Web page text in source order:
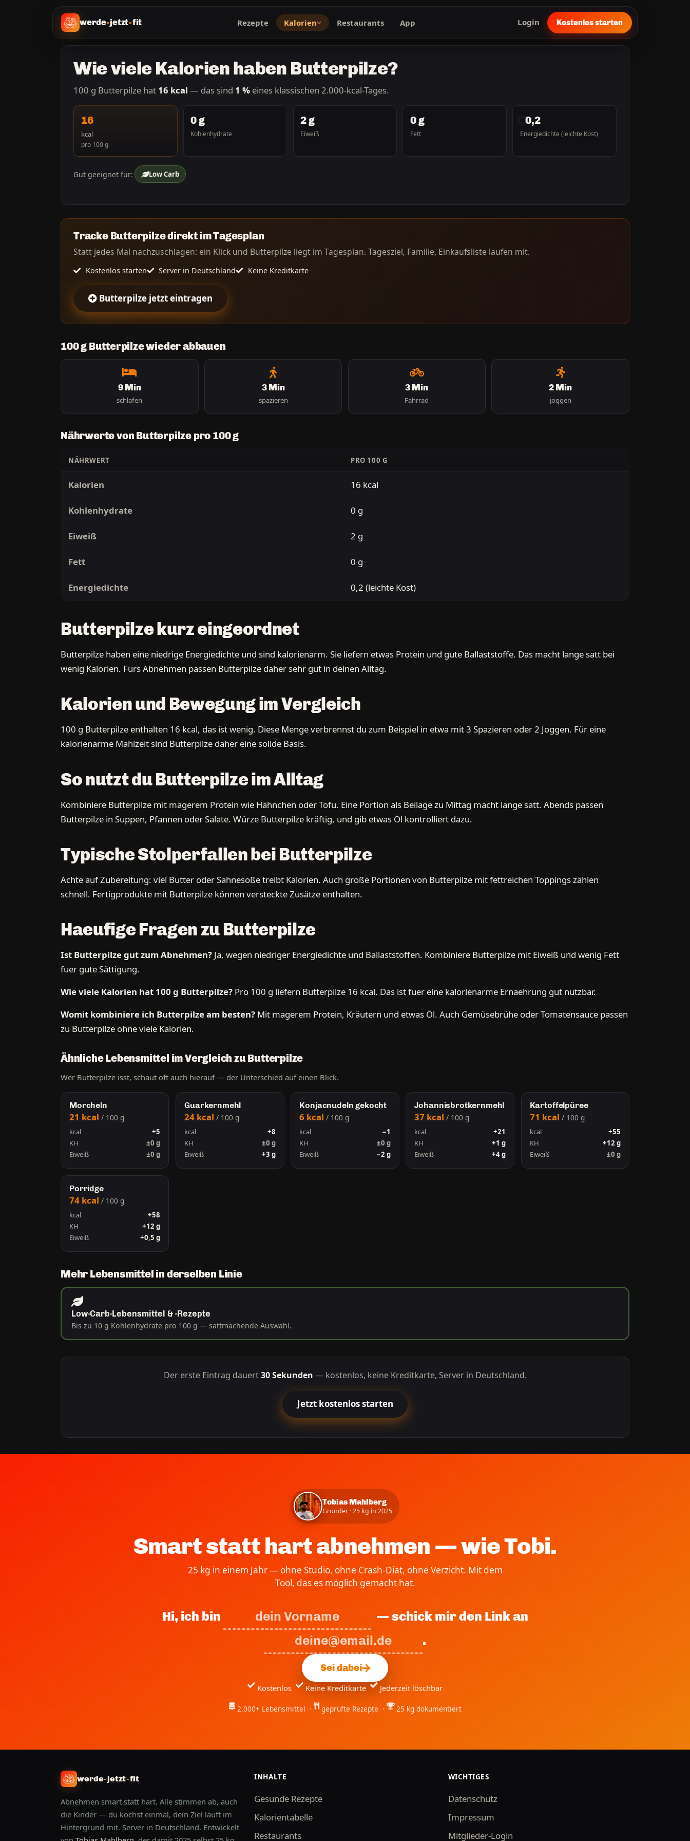
werde-jetzt-fit Rezepte Kalorien Restaurants App Login Kostenlos starten
Wie viele Kalorien haben Butterpilze?
100 g Butterpilze hat 16 kcal — das sind 1 % eines klassischen 2.000-kcal-Tages.
16
kcal
pro 100 g
0 g
Kohlenhydrate
2 g
Eiweiß
0 g
Fett
0,2
Energiedichte (leichte Kost)
Gut geeignet für: Low Carb
Tracke Butterpilze direkt im Tagesplan
Statt jedes Mal nachzuschlagen: ein Klick und Butterpilze liegt im Tagesplan. Tagesziel, Familie, Einkaufsliste laufen mit.
Kostenlos starten Server in Deutschland Keine Kreditkarte
Butterpilze jetzt eintragen
100 g Butterpilze wieder abbauen
9 Min
schlafen
3 Min
spazieren
3 Min
Fahrrad
2 Min
joggen
Nährwerte von Butterpilze pro 100 g
NÄHRWERT PRO 100 G
Kalorien 16 kcal
Kohlenhydrate 0 g
Eiweiß 2 g
Fett 0 g
Energiedichte 0,2 (leichte Kost)
Butterpilze kurz eingeordnet
Butterpilze haben eine niedrige Energiedichte und sind kalorienarm. Sie liefern etwas Protein und gute Ballaststoffe. Das macht lange satt bei
wenig Kalorien. Fürs Abnehmen passen Butterpilze daher sehr gut in deinen Alltag.
Kalorien und Bewegung im Vergleich
100 g Butterpilze enthalten 16 kcal, das ist wenig. Diese Menge verbrennst du zum Beispiel in etwa mit 3 Spazieren oder 2 Joggen. Für eine
kalorienarme Mahlzeit sind Butterpilze daher eine solide Basis.
So nutzt du Butterpilze im Alltag
Kombiniere Butterpilze mit magerem Protein wie Hähnchen oder Tofu. Eine Portion als Beilage zu Mittag macht lange satt. Abends passen
Butterpilze in Suppen, Pfannen oder Salate. Würze Butterpilze kräftig, und gib etwas Öl kontrolliert dazu.
Typische Stolperfallen bei Butterpilze
Achte auf Zubereitung: viel Butter oder Sahnesoße treibt Kalorien. Auch große Portionen von Butterpilze mit fettreichen Toppings zählen
schnell. Fertigprodukte mit Butterpilze können versteckte Zusätze enthalten.
Haeufige Fragen zu Butterpilze
Ist Butterpilze gut zum Abnehmen? Ja, wegen niedriger Energiedichte und Ballaststoffen. Kombiniere Butterpilze mit Eiweiß und wenig Fett
fuer gute Sättigung.
Wie viele Kalorien hat 100 g Butterpilze? Pro 100 g liefern Butterpilze 16 kcal. Das ist fuer eine kalorienarme Ernaehrung gut nutzbar.
Womit kombiniere ich Butterpilze am besten? Mit magerem Protein, Kräutern und etwas Öl. Auch Gemüsebrühe oder Tomatensauce passen
zu Butterpilze ohne viele Kalorien.
Ähnliche Lebensmittel im Vergleich zu Butterpilze
Wer Butterpilze isst, schaut oft auch hierauf — der Unterschied auf einen Blick.
Morcheln
21 kcal / 100 g
kcal
+5
KH
±0 g
Eiweiß
±0 g
Guarkernmehl
24 kcal/ 100 g
kcal
+8
KH
±0 g
Eiweiß
+3 g
Konjacnudeln gekocht
6 kcal/ 100 g
kcal
−1
KH
±0 g
Eiweiß
−2 g
Johannisbrotkernmehl
37 kcal/ 100 g
kcal
+21
KH
+1 g
Eiweiß
+4 g
Kartoffelpüree
71 kcal / 100 g
kcal
+55
KH
+12 g
Eiweiß
±0 g
Porridge
74 kcal / 100 g
kcal
+58
KH
+12 g
Eiweiß
+0,5 g
Mehr Lebensmittel in derselben Linie
Low-Carb-Lebensmittel & -Rezepte
Bis zu 10 g Kohlenhydrate pro 100 g — sattmachende Auswahl.
Der erste Eintrag dauert30 Sekunden — kostenlos, keine Kreditkarte, Server in Deutschland.
Jetzt kostenlos starten
Tobias Mahlberg
Gründer · 25 kg in 2025
Smart statt hart abnehmen — wie Tobi.
25 kg in einem Jahr — ohne Studio, ohne Crash-Diät, ohne Verzicht. Mit dem
Tool, das es möglich gemacht hat.
Hi, ich bin
— schick mir den Link an
.
Sei dabei
Kostenlos Keine Kreditkarte Jederzeit löschbar
2.000+ Lebensmittel · geprüfte Rezepte · 25 kg dokumentiert
werde-jetzt-fit
Abnehmen smart statt hart. Alle stimmen ab, auch
die Kinder — du kochst einmal, dein Ziel läuft im
Hintergrund mit. Server in Deutschland. Entwickelt
INHALTE
Gesunde Rezepte
Kalorientabelle
Restaurants
WICHTIGES
Datenschutz
Impressum
Mitglieder-Login